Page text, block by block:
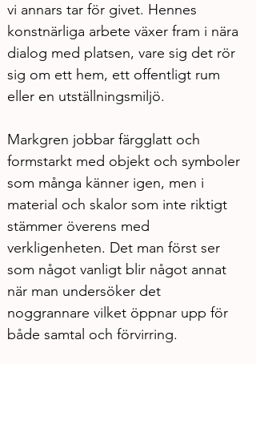
vi annars tar för givet. Hennes
konstnärliga arbete växer fram i nära
dialog med platsen, vare sig det rör
sig om ett hem, ett offentligt rum
eller en utställningsmiljö.
Markgren jobbar färgglatt och
formstarkt med objekt och symboler
som många känner igen, men i
material och skalor som inte riktigt
stämmer överens med
verkligenheten. Det man först ser
som något vanligt blir något annat
när man undersöker det
noggrannare vilket öppnar upp för
både samtal och förvirring.